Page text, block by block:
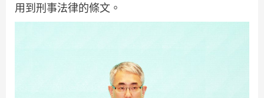
用到刑事法律的條文。